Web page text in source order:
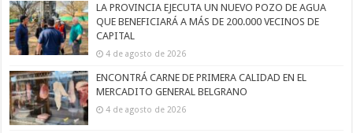
LA PROVINCIA EJECUTA UN NUEVO POZO DE AGUA
QUE BENEFICIARÁ A MÁS DE 200.000 VECINOS DE
CAPITAL
4 de agosto de 2026
ENCONTRÁ CARNE DE PRIMERA CALIDAD EN EL
MERCADITO GENERAL BELGRANO
4 de agosto de 2026